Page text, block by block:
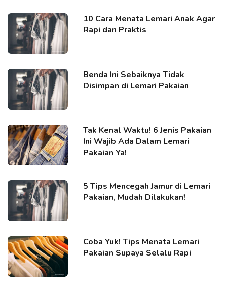
10 Cara Menata Lemari Anak Agar
Rapi dan Praktis
Benda Ini Sebaiknya Tidak
Disimpan di Lemari Pakaian
Tak Kenal Waktu! 6 Jenis Pakaian
Ini Wajib Ada Dalam Lemari
Pakaian Ya!
5 Tips Mencegah Jamur di Lemari
Pakaian, Mudah Dilakukan!
Coba Yuk! Tips Menata Lemari
Pakaian Supaya Selalu Rapi